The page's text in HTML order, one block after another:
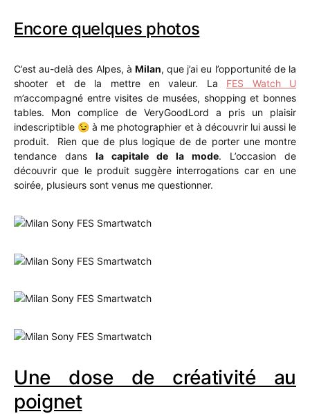
Encore quelques photos
C’est au-delà des Alpes, à Milan, que j’ai eu l’opportunité de la
shooter et de la mettre en valeur. La FES Watch U
m’accompagné entre visites de musées, shopping et bonnes
tables. Mon complice de VeryGoodLord a pris un plaisir
indescriptible 😉 à me photographier et à découvrir lui aussi le
produit. Rien que de plus logique de de porter une montre
tendance dans la capitale de la mode. L’occasion de
découvrir que le produit suggère interrogations car en une
soirée, plusieurs sont venus me questionner.
Une dose de créativité au
poignet